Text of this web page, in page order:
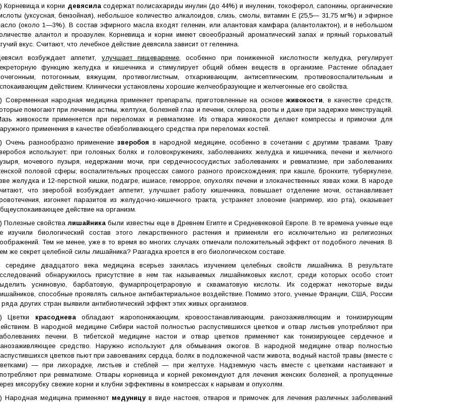
Корневища и корни девясиласодержат полисахариды инулин (до 44%) и инуленин, токоферол, сапонины, органические
(уксусная, бензойная), небольшое количество алкалоидов, слизь, смолы, витамин Е (25,5— 31,75 мг%) и эфирное
(около 1—3%). В состав эфирного масла входят геленин, или алантовая камфара (алантолактон), и в небольшом
алантол и проазулен. Корневища и корни имеют своеобразный ароматический запах и пряный горьковатый
вкус. Считают, что лечебное действие девясила зависит от геленина.
возбуждает аппетит, улучшает пищеварение, особенно при пониженной кислотности желудка, регулирует
функцию желудка и кишечника и стимулирует общий обмен веществ в организме. Растение обладает
потогонным, вяжущим, противоглистным, отхаркивающим, антисептическим, противовоспалительным и
действием. Клинически установлены хорошие желчеобразующие и желчегонные его свойства.
Современная народная медицина применяет препараты, приготовленные на основеживокости, в качестве средств,
помогают при лечении астмы, желтухи, болезней глаз и печени, склероза, рвоты и даже при задержке менструаций.
живокости применяется при переломах и ревматизме. Из отвара живокости делают компрессы и примочки для
применения в качестве обезболивающего средства при переломах костей.
Очень разнообразно применениезверобоя в народной медицине, особенно в сочетании с другими травами. Траву
используют: при головных болях и головокружениях, заболеваниях желудка и кишечника, печени и желчного
мочевого пузыря, недержании мочи, при сердечнососудистых заболеваниях и ревматизме, при заболеваниях
половой сферы; воспалительных процессах самого разного происхождения; при кашле, бронхите, туберкулезе,
желудка и 12-перстной кишки, подагре, ишиасе, геморрое, опухолях печени и злокачественных язвах кожи. В народе
что зверобой возбуждает аппетит, улучшает работу кишечника, повышает отделение мочи, останавливает
изгоняет паразитов из желудочно-кишечного тракта, устраняет зловоние (например, изо рта), оказывает
действие на организм.
Полезные свойствалишайника были известны еще в Древнем Египте и Средневековой Европе. В те времена ученые еще
изучили биологический состав этого лекарственного растения и применяли его исключительно из религиозных
Тем не менее, уже в то время во многих случаях отмечали положительный эффект от подобного лечения. В
же секрет целебной силы лишайника? Разгадка кроется в его биологическом составе.
середине двадцатого века медицина всерьез занялась изучением целебных свойств лишайника. В результате
обнаружилось присутствие в нем так называемых лишайниковых кислот, среди которых особо стоит
усниновую, барбатовую, фумарпроцетраровую и скваматовую кислоты. Их содержат некоторые виды
способные проявлять сильное антибактериальное воздействие. Помимо этого, ученые Франции, США, России
ряда других стран выявили антибиотический эффект этих живых организмов.
Цветки красодневаобладают жаропонижающим, кровоостанавливающим, ранозаживляющим и тонизирующим
В народной медицине Сибири настой полностью распустившихся цветков и отвар листьев употребляют при
печени. В тибетской медицине настои и отвар цветков применяют как тонизирующее сердечное и
средство. Наружно используют для обмывания ожогов. В народной медицине отвар полностью
цветков пьют при завоеваниях сердца, болях в подложечной части живота, водный настой травы (вместе с
― при лихорадке, листьев и стеблей ― при желтухе. Надземную часть вместе с цветками настаивают и
при ревматизме. Отвары корневища и корней рекомендуют для лечения женских болезней, а пропущенные
мясорубку свежие корни и клубни эффективны в компрессах к нарывам и опухолям.
Народная медицина применяют медуницув виде настоев, отваров и примочек для лечения различных заболеваний